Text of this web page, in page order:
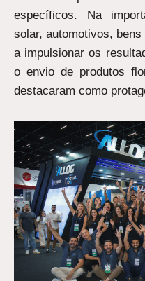
específicos. Na
solar, automotivos,
a impulsionar os
o envio de produtos
destacaram como